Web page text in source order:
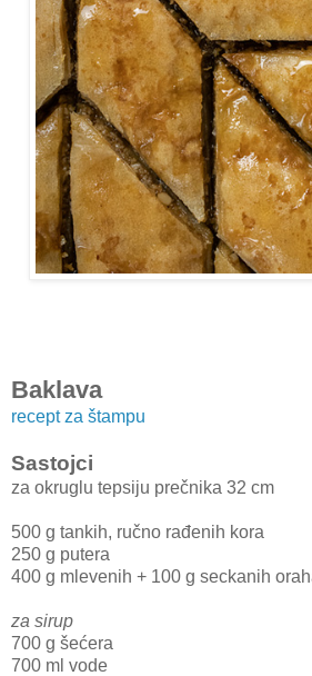
Baklava
recept za štampu
Sastojci
za okruglu tepsiju prečnika 32 cm
500 g tankih, ručno rađenih kora
250 g putera
400 g mlevenih + 100 g seckanih
za sirup
700 g šećera
700 ml vode